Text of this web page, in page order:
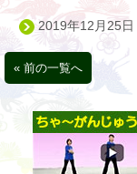
2019年12月25日
« 前の一覧へ